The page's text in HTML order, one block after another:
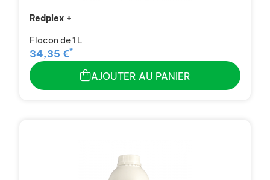
Redplex +
Flacon de 1 L
34,35 €*
AJOUTER AU PANIER